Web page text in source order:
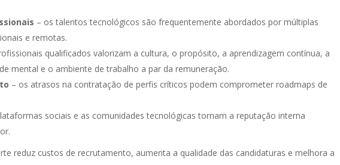
– os talentos tecnológicos são frequentemente abordados por múltiplas
e remotas.
qualificados valorizam a cultura, o propósito, a aprendizagem contínua, a
mental e o ambiente de trabalho a par da remuneração.
– os atrasos na contratação de perfis críticos podem comprometer roadmaps de
sociais e as comunidades tecnológicas tornam a reputação interna
reduz custos de recrutamento, aumenta a qualidade das candidaturas e melhora a